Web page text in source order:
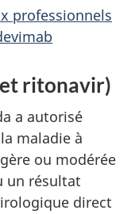
professionnels
ritonavir)
a autorisé
maladie à
ou modérée
un résultat
direct